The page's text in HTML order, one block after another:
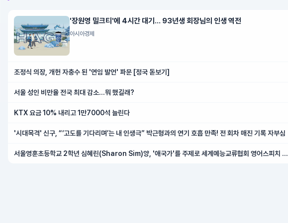
'장원영 밀크티'에 4시간 대기… 93년생 회장님의 인생 역전
아시아경제
조정식 의장, 개헌 자충수 된 '연임 발언' 파문 [정국 돋보기]
서울 성인 비만율 전국 최대 감소…뭐 했길래?
KTX 요금 10% 내리고 1만7000석 늘린다
'시대목격' 신구, “‘고도를 기다리며’는 내 인생극” 박근형과의 연기 호흡 만족! 전 회차 매진 기록 자부심
서울영훈초등학교 2학년 심혜린(Sharon Sim)양, '애국가'를 주제로 세계예능교류협회 영어스피치 부